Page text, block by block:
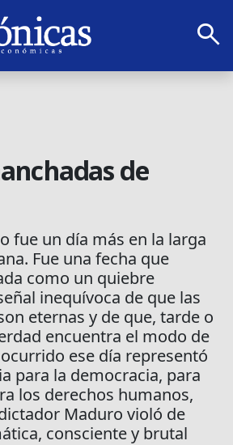
search
de
fue un día más en la larga
Fue una fecha que
como un quiebre
inequívoca de que las
eternas y de que, tarde o
encuentra el modo de
ese día representó
para la democracia, para
los derechos humanos,
Maduro violó de
consciente y brutal